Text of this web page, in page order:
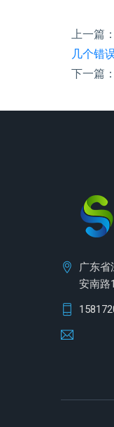
上一篇：
几个错
下一篇：
广东省
安南路